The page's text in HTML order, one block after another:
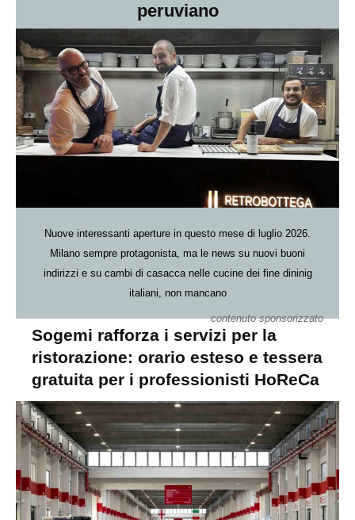
peruviano
Nuove interessanti aperture in questo mese di luglio 2026.
Milano sempre protagonista, ma le news su nuovi buoni
indirizzi e su cambi di casacca nelle cucine dei fine dininig
italiani, non mancano
contenuto sponsorizzato
Sogemi rafforza i servizi per la
ristorazione: orario esteso e tessera
gratuita per i professionisti HoReCa